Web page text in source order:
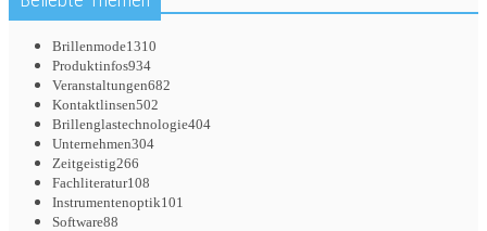
Brillenmode1310
Produktinfos934
Veranstaltungen682
Kontaktlinsen502
Brillenglastechnologie404
Unternehmen304
Zeitgeistig266
Fachliteratur108
Instrumentenoptik101
Software88